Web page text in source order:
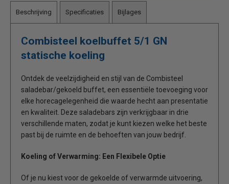
Beschrijving Specificaties Bijlages
Combisteel koelbuffet 5/1 GN
statische koeling
Ontdek de veelzijdigheid en stijl van de Combisteel
saladebar/gekoeld buffet, een essentiële toevoeging voor
elke horecagelegenheid die waarde hecht aan presentatie
en kwaliteit. Deze saladebars zijn verkrijgbaar in drie
verschillende maten, zodat je kunt kiezen welke het beste
past bij de ruimte en de behoeften van jouw bedrijf.
Koeling of Verwarming: Een Flexibele Optie
Of je nu kiest voor de gekoelde of verwarmde uitvoering,